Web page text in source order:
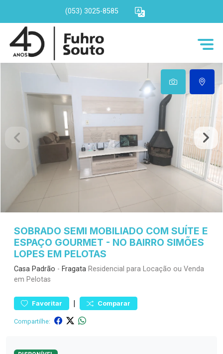
(053) 3025-8585
SOBRADO SEMI MOBILIADO COM SUÍTE E
ESPAÇO GOURMET - NO BAIRRO SIMÕES
LOPES EM PELOTAS
Casa Padrão - Fragata Residencial para Locação ou Venda
em Pelotas
Favoritar | Comparar
Compartilhe: